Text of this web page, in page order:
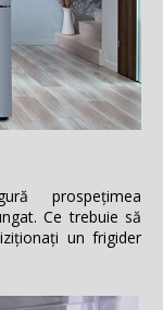
prospeţimea
Ce trebuie să
un frigider